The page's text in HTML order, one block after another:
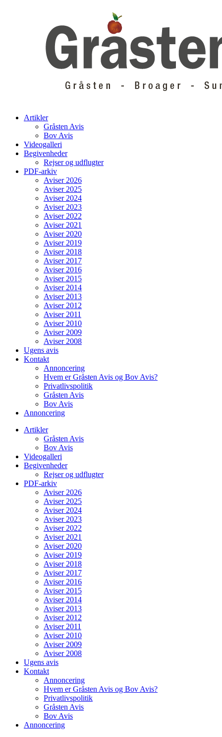
Artikler
Gråsten Avis
Bov Avis
Videogalleri
Begivenheder
Rejser og udflugter
PDF-arkiv
Aviser 2026
Aviser 2025
Aviser 2024
Aviser 2023
Aviser 2022
Aviser 2021
Aviser 2020
Aviser 2019
Aviser 2018
Aviser 2017
Aviser 2016
Aviser 2015
Aviser 2014
Aviser 2013
Aviser 2012
Aviser 2011
Aviser 2010
Aviser 2009
Aviser 2008
Ugens avis
Kontakt
Annoncering
Hvem er Gråsten Avis og Bov Avis?
Privatlivspolitik
Gråsten Avis
Bov Avis
Annoncering
Artikler
Gråsten Avis
Bov Avis
Videogalleri
Begivenheder
Rejser og udflugter
PDF-arkiv
Aviser 2026
Aviser 2025
Aviser 2024
Aviser 2023
Aviser 2022
Aviser 2021
Aviser 2020
Aviser 2019
Aviser 2018
Aviser 2017
Aviser 2016
Aviser 2015
Aviser 2014
Aviser 2013
Aviser 2012
Aviser 2011
Aviser 2010
Aviser 2009
Aviser 2008
Ugens avis
Kontakt
Annoncering
Hvem er Gråsten Avis og Bov Avis?
Privatlivspolitik
Gråsten Avis
Bov Avis
Annoncering